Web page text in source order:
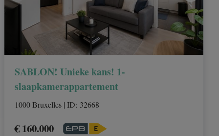
SABLON! Unieke kans! 1-
slaapkamerappartement
1000 Bruxelles | ID: 32668
€ 160.000